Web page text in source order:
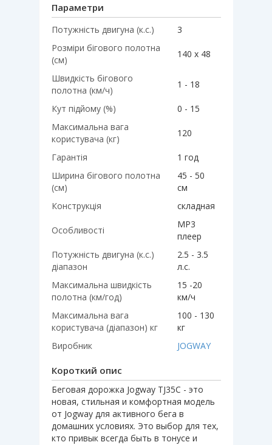
Параметри
Потужність двигуна (к.с.)
3
Розміри бігового полотна
(см)
140 х 48
Швидкість бігового
полотна (км/ч)
1 - 18
Кут підйому (%)
0 - 15
Максимальна вага
користувача (кг)
120
Гарантія
1 год
Ширина бігового полотна
(см)
45 - 50
см
Конструкція
складная
Особливості
MP3
плеер
Потужність двигуна (к.с.)
діапазон
2.5 - 3.5
л.с.
Максимальна швидкість
полотна (км/год)
15 -20
км/ч
Максимальна вага
користувача (діапазон) кг
100 - 130
кг
Виробник
JOGWAY
Короткий опис
Беговая дорожка Jogway TJ35C - это
новая, стильная и комфортная модель
от Jogway для активного бега в
домашних условиях. Это выбор для тех,
кто привык всегда быть в тонусе и